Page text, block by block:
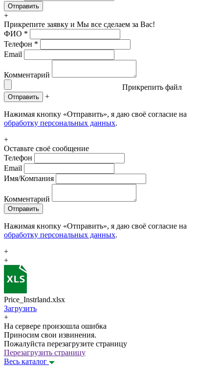
+
Прикрепите заявку и Мы все сделаем за Вас!
ФИО *
Телефон *
Email
Комментарий
Прикрепить файл
Отправить +
Нажимая кнопку «Отправить», я даю своё согласие на
обработку персональных данных.
+
Оставьте своё сообщение
Телефон
Email
Имя/Компания
Комментарий
Отправить
Нажимая кнопку «Отправить», я даю своё согласие на
обработку персональных данных.
+
+
Price_Instrland.xlsx
Загрузить
+
На сервере произошла ошибка
Приносим свои извинения.
Пожалуйста перезагрузите страницу
Перезагрузить страницу
Весь каталог